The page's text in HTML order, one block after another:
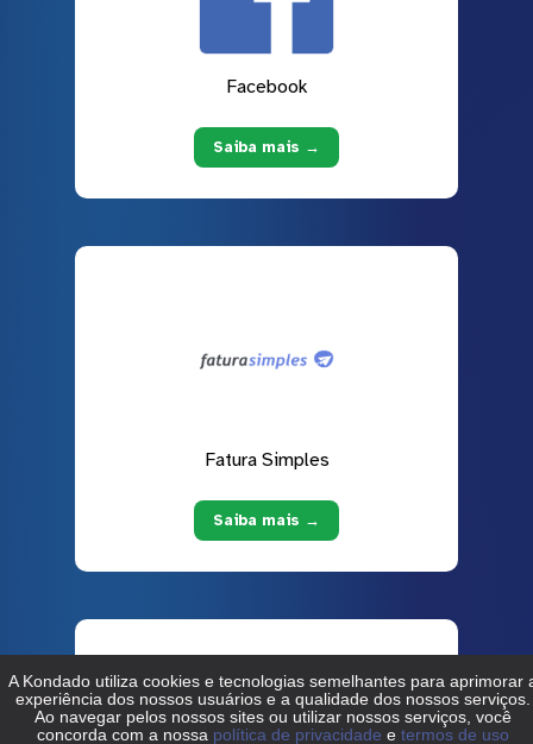
Facebook
Saiba mais →
Fatura Simples
Saiba mais →